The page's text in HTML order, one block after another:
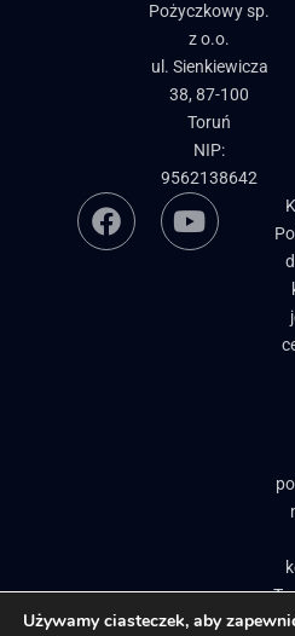
Pożyczkowy sp.
z o.o.
ul. Sienkiewicza
38, 87-100
Toruń
NIP:
9562138642
Używamy ciasteczek, aby